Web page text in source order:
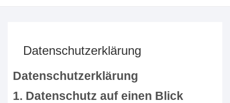
Datenschutzerklärung
Datenschutzerklärung
1. Datenschutz auf einen Blick